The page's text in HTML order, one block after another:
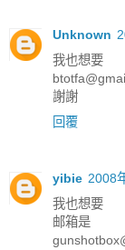
Unknown
我也想要
謝謝
回覆
yibie 2008
我也想要
邮箱是